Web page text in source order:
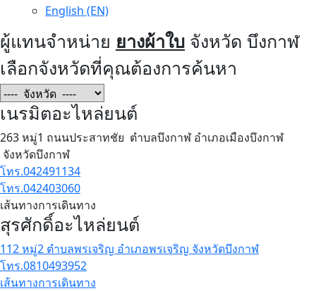
English (EN)
ผู้แทนจำหน่าย ยางผ้าใบ จังหวัด บึงกาฬ
เลือกจังหวัดที่คุณต้องการค้นหา
เนรมิตอะไหล่ยนต์
263 หมู่1 ถนนประสาทชัย ตำบลบึงกาฬ อำเภอเมืองบึงกาฬ
จังหวัดบึงกาฬ
โทร.042491134
โทร.042403060
เส้นทางการเดินทาง
สุรศักดิ์อะไหล่ยนต์
112 หมู่2 ตำบลพรเจริญ อำเภอพรเจริญ จังหวัดบึงกาฬ
โทร.0810493952
เส้นทางการเดินทาง